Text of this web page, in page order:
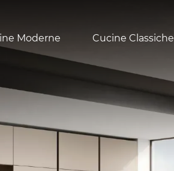
Moderne Cucine Classiche